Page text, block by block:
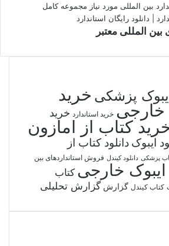
المللی معتبر
پزشکی خرید
خرید استاندارد خرید
کتاب از امازون
ایبوک دانلود کتاب از
پزشکی دانلود کیندل فروش استانداردهای بین
خارجی کتاب
کتاب کیندل گزارش گزارش تحلیلی